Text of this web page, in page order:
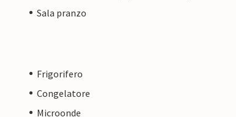
Sala pranzo
Frigorifero
Congelatore
Microonde